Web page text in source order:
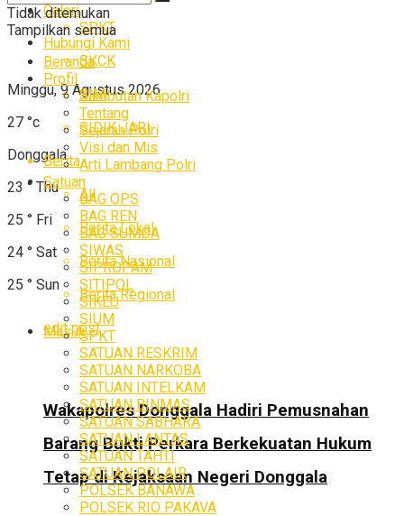
Galeri
Hubungi Kami
Minggu, 9 Agustus 2026
27 °c
Donggala
23 ° Thu
25 ° Fri
24 ° Sat
25 ° Sun
Masuk
SPKT
SKCK
SIM
SIDIK JARI
Berita
All
Berita Lokal
Berita Nasional
Berita Regional
edit post
Wakapolres Donggala Hadiri Pemusnahan
Barang Bukti Perkara Berkekuatan Hukum
Tetap di Kejaksaan Negeri Donggala
Tidak ditemukan
Tampilkan semua
Beranda
Profil
Sambutan Kapolri
Tentang
Sejarah Polri
Visi dan Mis
Arti Lambang Polri
Satuan
BAG OPS
BAG REN
BAG SUMDA
SIWAS
SIPROPAM
SITIPOL
SIKEU
SIUM
SPKT
SATUAN RESKRIM
SATUAN NARKOBA
SATUAN INTELKAM
SATUAN BINMAS
SATUAN SABHARA
SATUAN LANTAS
SATUAN TAHTI
SATUAN POLAIR
POLSEK BANAWA
POLSEK RIO PAKAVA